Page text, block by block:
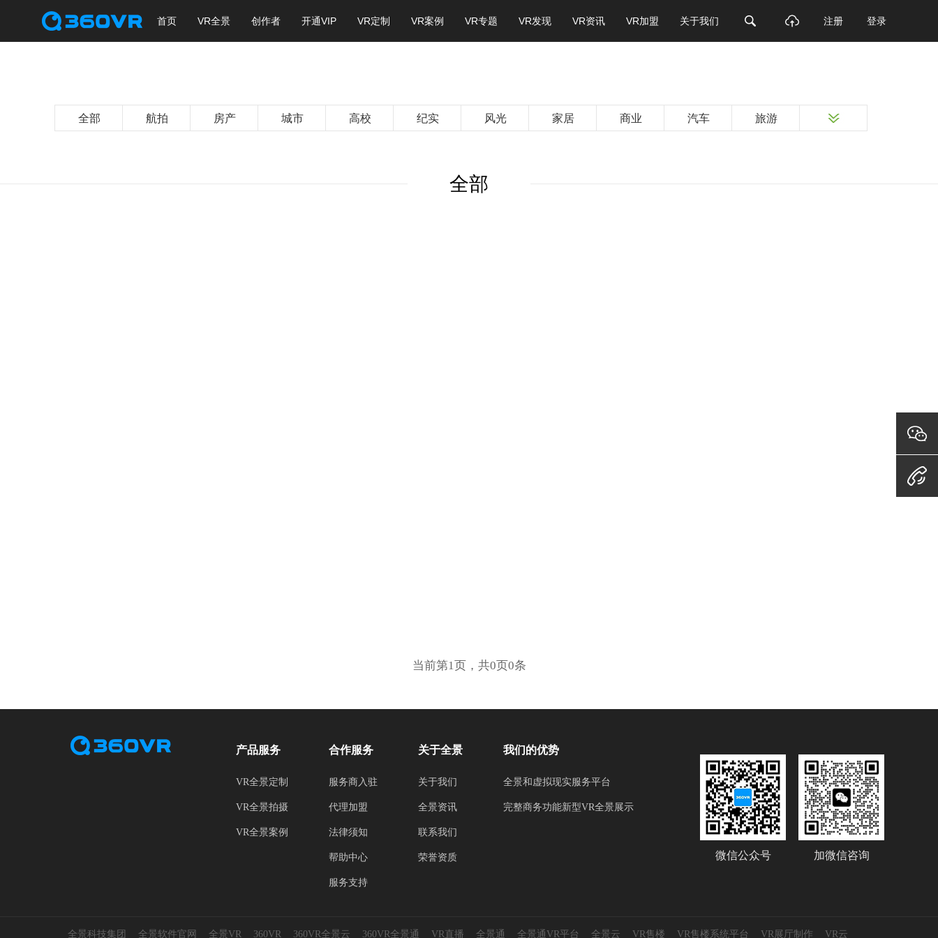
首页 VR全景 创作者 开通VIP VR定制 VR案例 VR专题 VR发现 VR资讯 VR加盟 关于我们 注册 登录
全部 航拍 房产 城市 高校 纪实 风光 家居 商业 汽车 旅游
全部
当前第1页，共0页0条
产品服务
VR全景定制
VR全景拍摄
VR全景案例
合作服务
服务商入驻
代理加盟
法律须知
帮助中心
服务支持
关于全景
关于我们
全景资讯
联系我们
荣誉资质
我们的优势
全景和虚拟现实服务平台
完整商务功能新型VR全景展示
微信公众号 加微信咨询
全景科技集团 全景软件官网 全景VR 360VR 360VR全景云 360VR全景通 VR直播 全景通 全景通VR平台 全景云 VR售楼 VR售楼系统平台 VR展厅制作 VR云